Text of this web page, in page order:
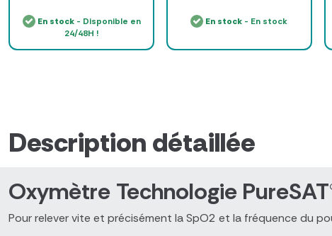
En stock- Disponible en
24/48H !
En stock - En stock
Description détaillée
Oxymètre Technologie
Pour relever vite et précisément la SpO2 et la fréquence du